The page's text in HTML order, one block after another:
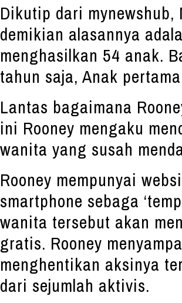
Dikutip dari
demikian alasannya
menghasilkan 54 anak.
tahun saja, Anak
Lantas bagaimana
ini Rooney mengaku
wanita yang susah
Rooney mempunyai
smartphone sebaga
wanita tersebut akan
gratis. Rooney
menghentikan aksinya
dari sejumlah aktivis.